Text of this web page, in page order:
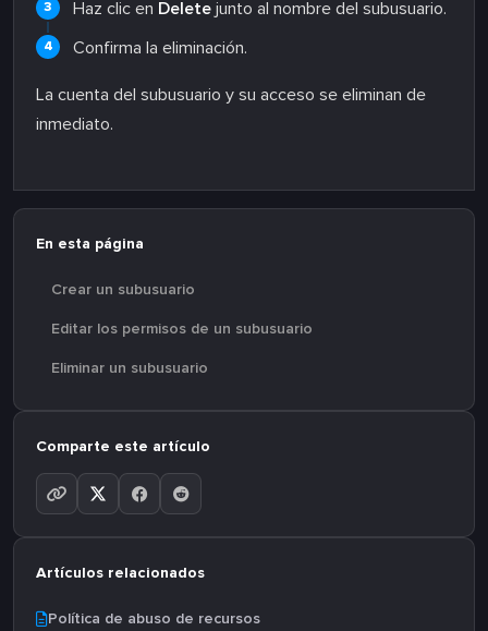
Haz clic en Delete junto al nombre del subusuario.
Confirma la eliminación.
La cuenta del subusuario y su acceso se eliminan de
inmediato.
En esta página
Crear un subusuario
Editar los permisos de un subusuario
Eliminar un subusuario
Comparte este artículo
Artículos relacionados
Política de abuso de recursos